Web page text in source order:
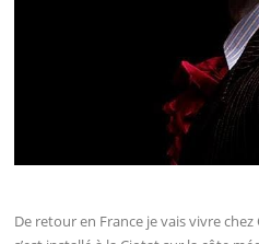
De retour en France je vais vivre